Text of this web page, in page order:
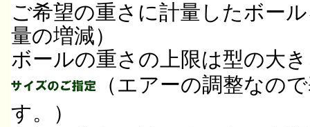
ご希望の重さに計量したボー
量の増減）
ボールの重さの上限は型の大
（エアーの調整なの
す。）